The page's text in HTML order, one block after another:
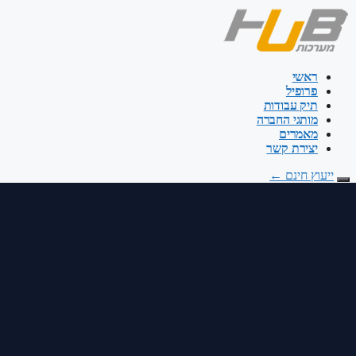
דלג
לתוכן
ראשי
פרופיל
תיק עבודות
מותגי החברה
מאמרים
יצירת קשר
ייעוץ חינם ←